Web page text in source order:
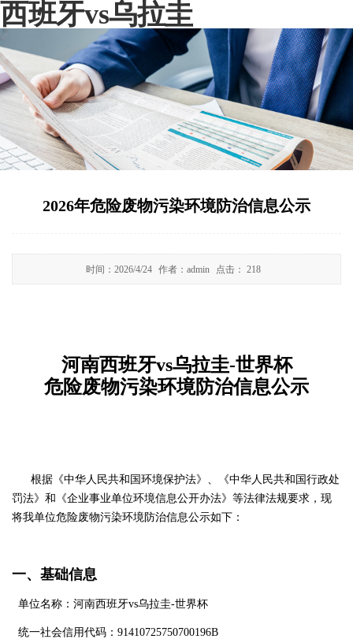
西班牙vs乌拉圭
2026年危险废物污染环境防治信息公示
时间： 2026/4/24 作者： admin 点击： 218
河南西班牙vs乌拉圭-世界杯
危险废物污染环境防治信息公示
根据《中华人民共和国环境保护法》、《中华人民共和国行政处
罚法》和《企业事业单位环境信息公开办法》等法律法规要求，现
将我单位危险废物污染环境防治信息公示如下：
一、基础信息
单位名称：河南西班牙vs乌拉圭-世界杯
统一社会信用代码：91410725750700196B